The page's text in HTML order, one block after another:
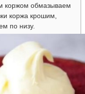
коржом обмазываем
коржа крошим,
по низу.